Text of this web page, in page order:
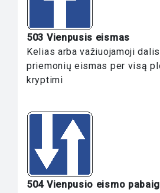
503 Vienpusis eismas
Kelias arba važiuojamoji
priemonių eismas per visą
kryptimi
504 Vienpusio eismo